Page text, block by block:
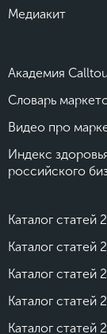
Медиакит
Академия
Словарь
Видео про
Индекс
российского
Каталог статей
Каталог статей
Каталог статей
Каталог статей
Каталог статей